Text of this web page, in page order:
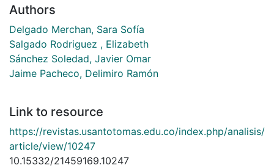
Authors
Delgado Merchan, Sara Sofía
Salgado Rodriguez , Elizabeth
Sánchez Soledad, Javier Omar
Jaime Pacheco, Delimiro Ramón
Link to resource
https://revistas.usantotomas.edu.co/index.php/analisis/
article/view/10247
10.15332/21459169.10247